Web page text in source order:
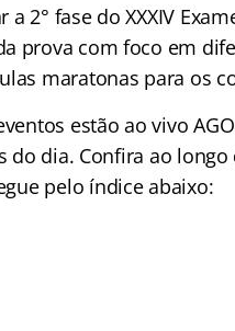
a 2° fase do XXXIV
prova com foco em
maratonas para os
estão ao vivo
do dia. Confira ao
pelo índiceabaixo: